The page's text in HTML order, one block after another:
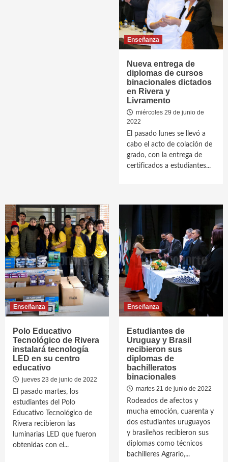
Enseñanza
Nueva entrega de
diplomas de cursos
binacionales dictados
en Rivera y
Livramento
miércoles 29 de junio de
2022
El pasado lunes se llevó a
cabo el acto de colación de
grado, con la entrega de
certificados a estudiantes...
Enseñanza
Polo Educativo
Tecnológico de Rivera
instalará tecnología
LED en su centro
educativo
jueves 23 de junio de 2022
El pasado martes, los
estudiantes del Polo
Educativo Tecnológico de
Rivera recibieron las
luminarias LED que fueron
obtenidas con el...
Enseñanza
Estudiantes de
Uruguay y Brasil
recibieron sus
diplomas de
bachilleratos
binacionales
martes 21 de junio de 2022
Rodeados de afectos y
mucha emoción, cuarenta y
dos estudiantes uruguayos
y brasileños recibieron sus
diplomas como técnicos
bachilleres Agrario,...